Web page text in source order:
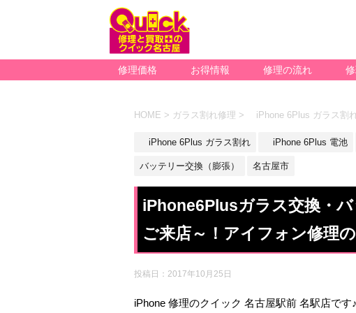
修理価格 お得情報 修理の流れ
HOME > ガラス割れ修理 > iPhone 6Plus ガラス割
iPhone 6Plus ガラス割れ iPhone 6Plus 電池
バッテリー交換（膨張） 名古屋市
iPhone6Plusガラス交換・
ご来店～！アイフォン修理
投稿日： 2017年10月25日
iPhone 修理のクイック 名古屋駅前 名駅店です♪